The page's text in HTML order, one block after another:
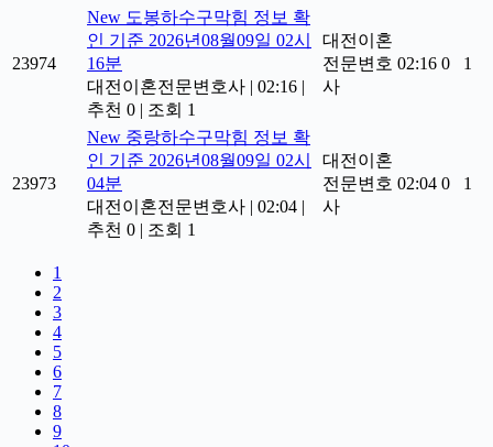
23974
New 도봉하수구막힘 정보 확
인 기준 2026년08월09일 02시
16분
대전이혼전문변호사 | 02:16 |
추천 0 | 조회 1
대전이혼
전문변호
사
02:16 0 1
23973
New 중랑하수구막힘 정보 확
인 기준 2026년08월09일 02시
04분
대전이혼전문변호사 | 02:04 |
추천 0 | 조회 1
대전이혼
전문변호
사
02:04 0 1
1
2
3
4
5
6
7
8
9